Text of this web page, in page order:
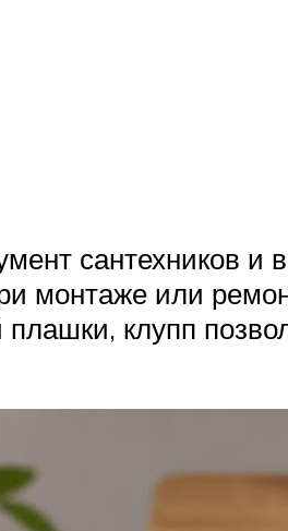
сантехников и
монтаже или
клупп